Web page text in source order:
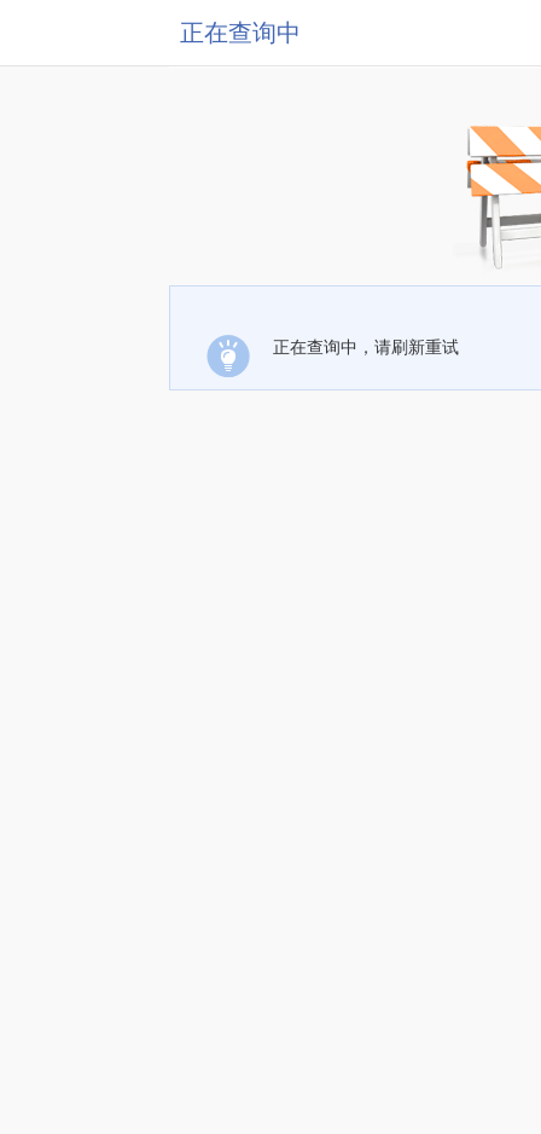
正在查询中
正在查询中，请刷新重试